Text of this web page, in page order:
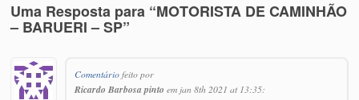
Uma Resposta para “MOTORISTA DE CAMINHÃO
– BARUERI – SP”
Comentáriofeito por
Ricardo Barbosa pinto em jan 8th 2021 at 13:35: